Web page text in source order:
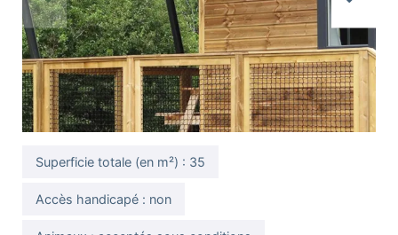
Superficie totale (en m²) : 35
Accès handicapé : non